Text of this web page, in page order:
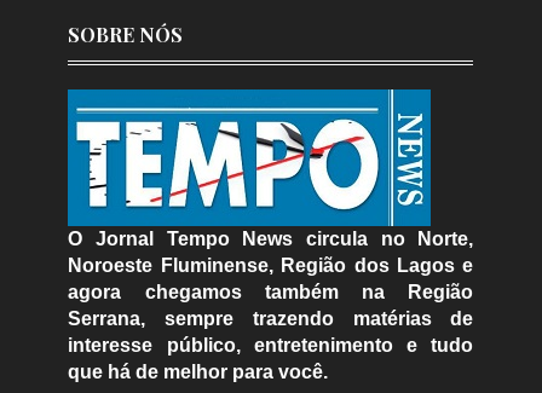
SOBRE NÓS
O Jornal Tempo News circula no Norte,
Noroeste Fluminense, Região dos Lagos e
agora chegamos também na Região
Serrana, sempre trazendo matérias de
interesse público, entretenimento e tudo
que há de melhor para você.